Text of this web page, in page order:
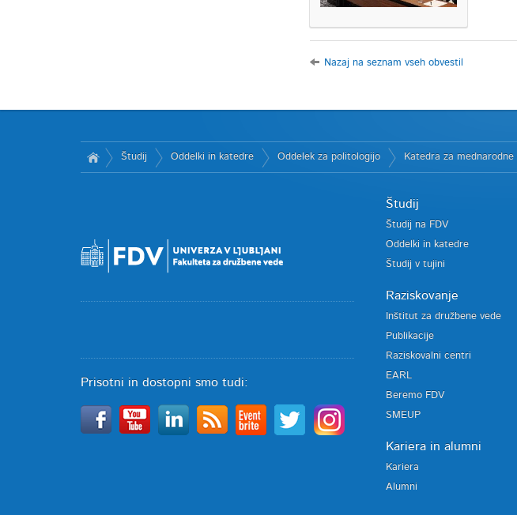
Nazaj na seznam vseh obvestil
Študij Oddelki in katedre Oddelek za politologijo Katedra za mednarodne
Prisotni in dostopni smo tudi:
Študij
Študij na FDV
Oddelki in katedre
Študij v tujini
Raziskovanje
Inštitut za družbene vede
Publikacije
Raziskovalni centri
EARL
Beremo FDV
SMEUP
Kariera in alumni
Kariera
Alumni